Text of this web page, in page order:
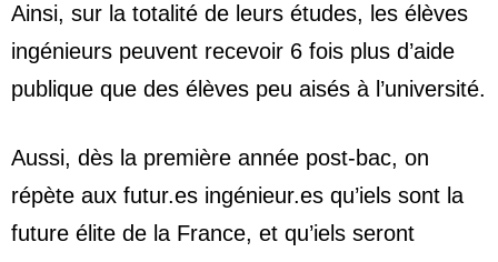
Ainsi, sur la totalité de leurs études, les élèves
ingénieurs peuvent recevoir 6 fois plus d’aide
publique que des élèves peu aisés à l’université.
Aussi, dès la première année post-bac, on
répète aux futur.es ingénieur.es qu’iels sont la
future élite de la France, et qu’iels seront